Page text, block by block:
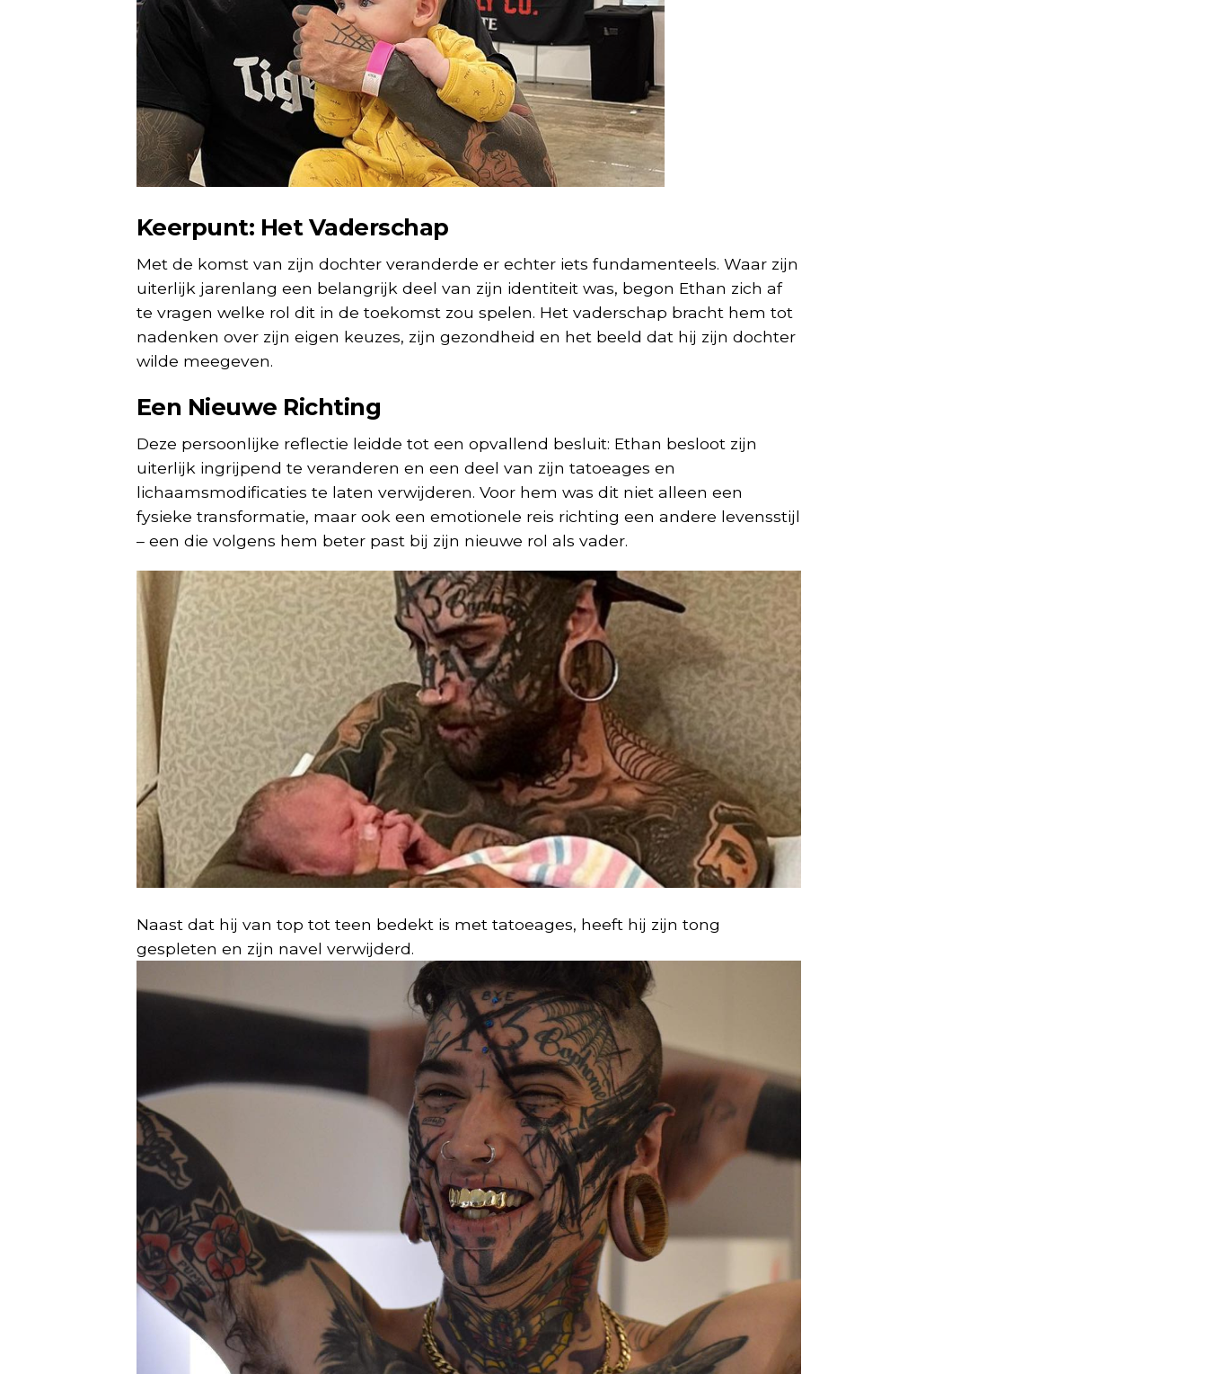
Keerpunt: Het Vaderschap
Met de komst van zijn dochter veranderde er echter iets fundamenteels. Waar zijn
uiterlijk jarenlang een belangrijk deel van zijn identiteit was, begon Ethan zich af
te vragen welke rol dit in de toekomst zou spelen. Het vaderschap bracht hem tot
nadenken over zijn eigen keuzes, zijn gezondheid en het beeld dat hij zijn dochter
wilde meegeven.
Een Nieuwe Richting
Deze persoonlijke reflectie leidde tot een opvallend besluit: Ethan besloot zijn
uiterlijk ingrijpend te veranderen en een deel van zijn tatoeages en
lichaamsmodificaties te laten verwijderen. Voor hem was dit niet alleen een
fysieke transformatie, maar ook een emotionele reis richting een andere levensstijl
– een die volgens hem beter past bij zijn nieuwe rol als vader.
Naast dat hij van top tot teen bedekt is met tatoeages, heeft hij zijn tong
gespleten en zijn navel verwijderd.